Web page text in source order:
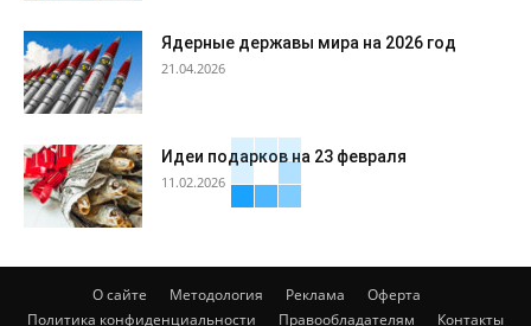
Ядерные державы мира на 2026 год
21.04.2026
Идеи подарков на 23 февраля
11.02.2026
О сайте Методология Реклама
Оферта
Политика конфиденциальности
Правообладателям Контакты